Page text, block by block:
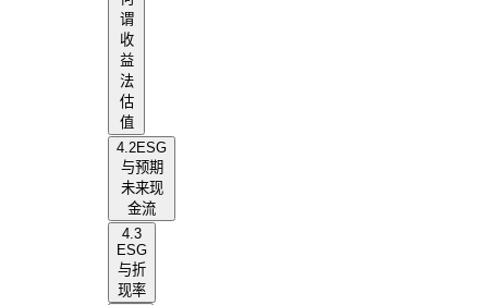
谓
收
益
法
估
值
4.2ESG
与预期
未来现
金流
4.3
ESG
与折
现率